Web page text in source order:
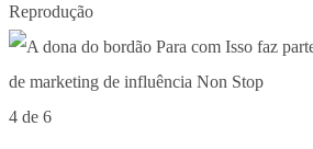
Reprodução
4 de 6